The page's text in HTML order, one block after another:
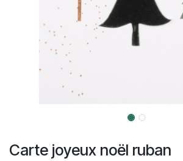
Carte joyeux noël ruban